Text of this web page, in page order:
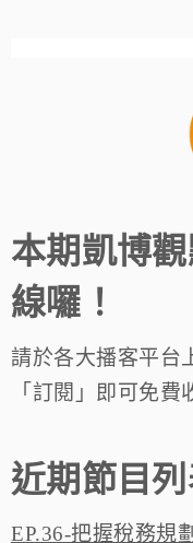
本期凱博
線囉！
請於各大播客平台
「訂閱」即可免費
近期節目
EP.36-把握稅務規